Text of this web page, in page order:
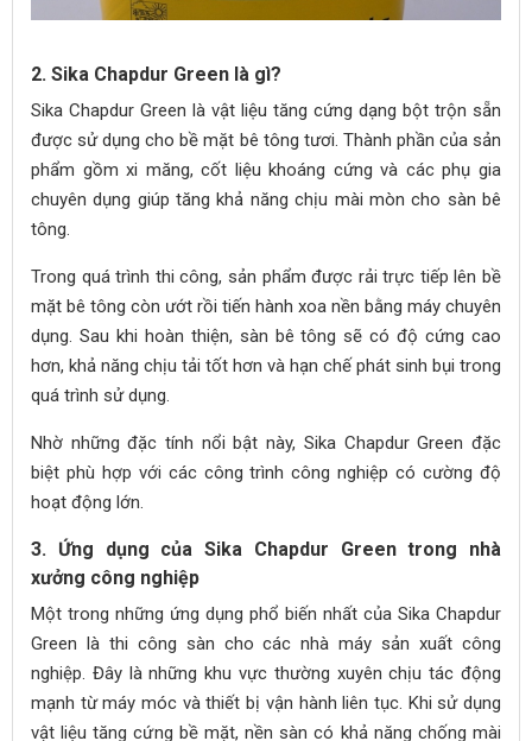
2. Sika Chapdur Green là gì?
Sika Chapdur Green là vật liệu tăng cứng dạng bột trộn sẵn
được sử dụng cho bề mặt bê tông tươi. Thành phần của sản
phẩm gồm xi măng, cốt liệu khoáng cứng và các phụ gia
chuyên dụng giúp tăng khả năng chịu mài mòn cho sàn bê
tông.
Trong quá trình thi công, sản phẩm được rải trực tiếp lên bề
mặt bê tông còn ướt rồi tiến hành xoa nền bằng máy chuyên
dụng. Sau khi hoàn thiện, sàn bê tông sẽ có độ cứng cao
hơn, khả năng chịu tải tốt hơn và hạn chế phát sinh bụi trong
quá trình sử dụng.
Nhờ những đặc tính nổi bật này, Sika Chapdur Green đặc
biệt phù hợp với các công trình công nghiệp có cường độ
hoạt động lớn.
3. Ứng dụng của Sika Chapdur Green trong nhà
xưởng công nghiệp
Một trong những ứng dụng phổ biến nhất của Sika Chapdur
Green là thi công sàn cho các nhà máy sản xuất công
nghiệp. Đây là những khu vực thường xuyên chịu tác động
mạnh từ máy móc và thiết bị vận hành liên tục. Khi sử dụng
vật liệu tăng cứng bề mặt, nền sàn có khả năng chống mài